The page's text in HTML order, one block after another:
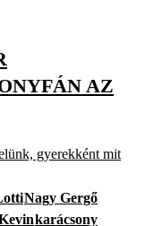
AZ
gyerekként mit
Nagy Gergő
karácsony